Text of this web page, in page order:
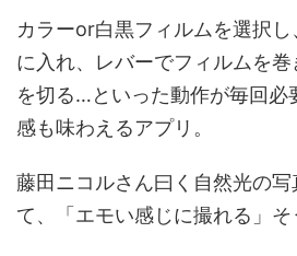
カラーor白黒フィルムを選択
に入れ、レバーでフィルムを
を切る…といった動作が毎回必
感も味わえるアプリ。
藤田ニコルさん曰く自然光の
て、「エモい感じに撮れる」そ